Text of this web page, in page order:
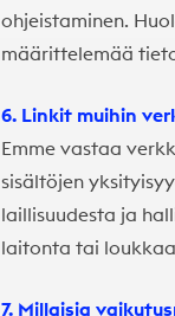
ohjeistaminen.
määrittelemää
6. Linkit muihin
Emme vastaa
sisältöjen
laillisuudesta ja
laitonta tai
7. Millaisia